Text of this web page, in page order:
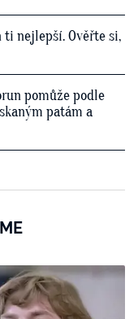
ti nejlepší. Ověřte si,
pomůže podle
patám a